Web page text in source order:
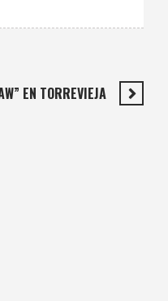
EN TORREVIEJA